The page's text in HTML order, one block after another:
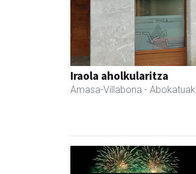
Iraola aholkularitza
Amasa-Villabona - Abokatuak